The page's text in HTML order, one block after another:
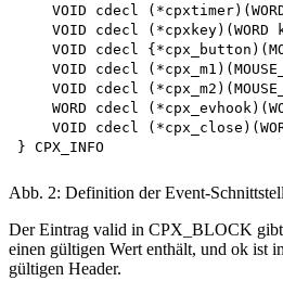
VOID cdecl
VOID cdecl (*cpxkey)(WORD
VOID cdecl
VOID cdecl
VOID cdecl
WORD cdecl
VOID cdecl
Abb. 2: Definition der Event-
Der Eintrag valid in CPX_BLOCK gibt
einen gültigen Wert enthält, und ok ist
gültigen Header.